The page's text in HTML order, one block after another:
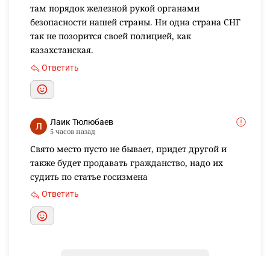
там порядок железной рукой органами
безопасности нашей страны. Ни одна страна СНГ
так не позорится своей полицией, как
казахстанская.
Ответить
Лаик Тюлюбаев
5 часов назад
Свято место пусто не бывает, придет другой и
также будет продавать гражданство, надо их
судить по статье госизмена
Ответить